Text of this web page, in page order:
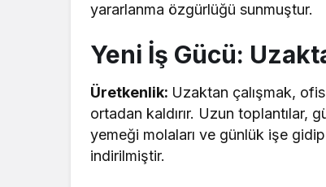
yararlanma özgürlüğü sunmuştur.
Yeni İş Gücü:
Üretkenlik: Uzaktan çalışmak, ofis
ortadan kaldırır. Uzun toplantılar,
yemeği molaları ve günlük işe
indirilmiştir.